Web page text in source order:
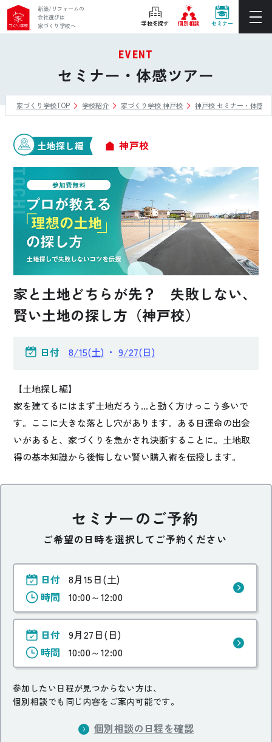
新築/リフォームの
会社選びは
家づくり学校へ
学校を探す 個別相談 セミナー
ぴったりの住宅会社をご提案
個別相談
後悔しない家づくりをレクチャー
セミナーをみる
ご利用は無料！全国20校
お近くの学校を探す
ホーム
家づくり学校とは
お悩み・相談事例
よくある質問
ご利用者の声・実例
お役立ち情報
公式SNSをチェック
YOUTUBE Instagram
プライバシーポリシー
EVENT
セミナー・体感ツアー
家づくり学校TOP 学校紹介 家づくり学校 神戸校 神戸校 セミナー・体感ツ
土地探し編 神戸校
家と土地どちらが先？ 失敗しない、
賢い土地の探し方（神戸校）
日付 8/15(土) ・ 9/27(日)
【土地探し編】
家を建てるにはまず土地だろう…と動く方けっこう多いで
す。ここに大きな落とし穴があります。ある日運命の出会
いがあると、家づくりを急かされ決断することに。土地取
得の基本知識から後悔しない賢い購入術を伝授します。
セミナーのご予約
ご希望の日時を選択してご予約ください
日付 8月15日(土)
時間
10:00～12:00
日付 9月27日(日)
時間
10:00～12:00
参加したい日程が見つからない方は、
個別相談でも同じ内容をご案内可能です。
個別相談の日程を確認